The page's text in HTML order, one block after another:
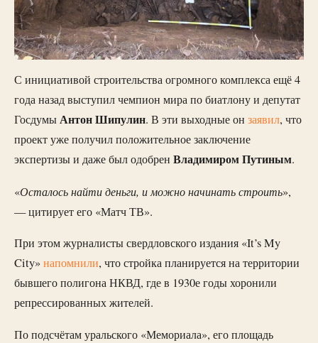
С инициативой строительства огромного комплекса ещё 4
года назад выступил чемпион мира по биатлону и депутат
ГосдумыАнтон Шипулин. В эти выходные он заявил, что
проект уже получил положительное заключение
экспертизы и даже был одобрен Владимиром Путиным.
«Осталось найти деньги, и можно начинать строить»,
— цитирует его «Матч ТВ».
При этом журналисты свердловского издания «It’s My
City» напомнили, что стройка планируется на территории
бывшего полигона НКВД, где в 1930е годы хоронили
репрессированных жителей.
По подсчётам уральского «Мемориала», его площадь